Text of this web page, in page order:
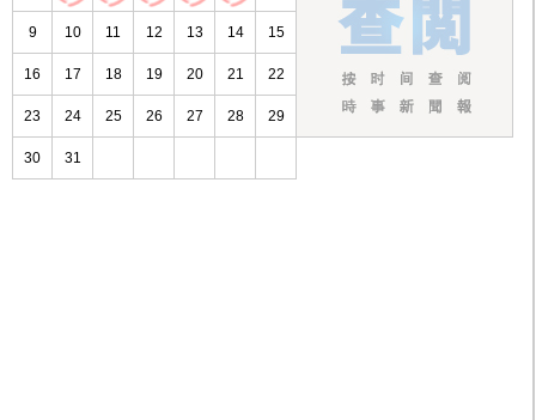
9 10 11 12 13 14 15
16 17 18 19 20 21 22
23 24 25 26 27 28 29
30 31